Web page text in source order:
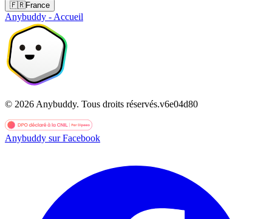
🇫🇷France
Anybuddy - Accueil
© 2026 Anybuddy. Tous droits réservés.v6e04d80
Anybuddy sur Facebook